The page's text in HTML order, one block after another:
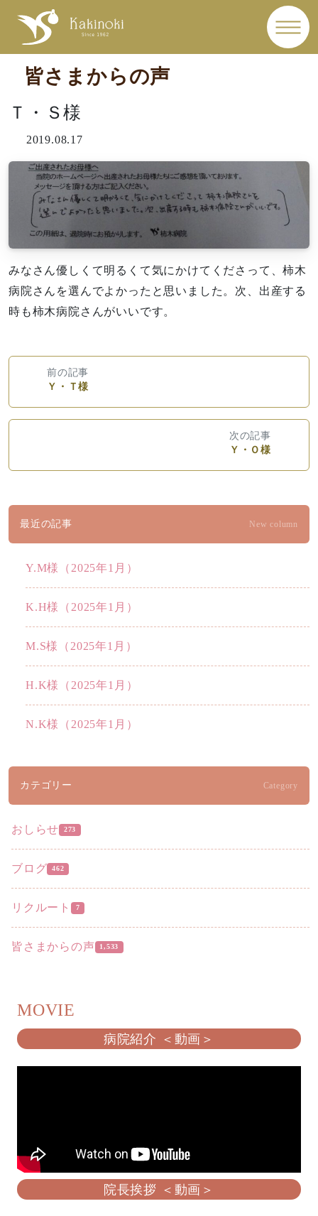
皆さまからの声
Ｔ・Ｓ様
2019.08.17
みなさん優しくて明るくて気にかけてくださって、柿木
病院さんを選んでよかったと思いました。次、出産する
時も柿木病院さんがいいです。
前の記事
Ｙ・Ｔ様
次の記事
Ｙ・Ｏ様
最近の記事 New column
Y.M様（2025年1月）
K.H様（2025年1月）
M.S様（2025年1月）
H.K様（2025年1月）
N.K様（2025年1月）
カテゴリー Category
おしらせ 273
ブログ 462
リクルート 7
皆さまからの声 1,533
MOVIE
病院紹介 ＜動画＞
院長挨拶 ＜動画＞